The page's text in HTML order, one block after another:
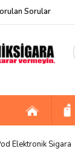
Sorular
Elektronik Sigara